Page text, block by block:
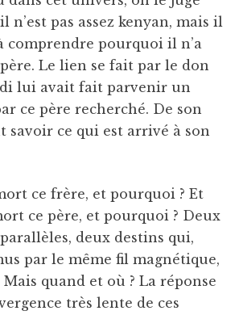
n’est pas assez kenyan, mais il
comprendre pourquoi il n’a
Le lien se fait par le don
lui avait fait parvenir un
ce père recherché. De son
savoir ce qui est arrivé à son
ce frère, et pourquoi ? Et
ce père, et pourquoi ? Deux
deux destins qui,
par le même fil magnétique,
quand et où ? La réponse
très lente de ces